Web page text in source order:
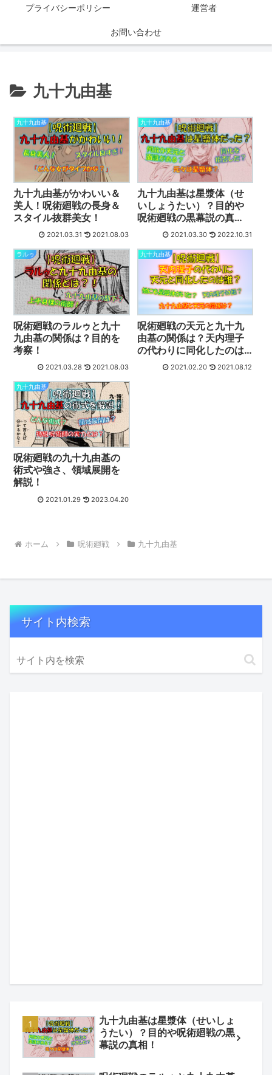
プライバシーポリシー 運営者
お問い合わせ
九十九由基
九十九由基
九十九由基がかわいい＆
美人！呪術廻戦の長身＆
スタイル抜群美女！
2021.03.31 2021.08.03
九十九由基
九十九由基は星漿体（せ
いしょうたい）？目的や
呪術廻戦の黒幕説の真
2021.03.30 2022.10.31
ラルゥ
呪術廻戦のラルゥと九十
九由基の関係は？目的を
考察！
2021.03.28 2021.08.03
九十九由基
呪術廻戦の天元と九十九
由基の関係は？天内理子
の代わりに同化したのは
2021.02.20 2021.08.12
九十九由基
呪術廻戦の九十九由基の
術式や強さ、領域展開を
解説！
2021.01.29 2023.04.20
ホーム 呪術廻戦 九十九由基
サイト内検索
九十九由基は星漿体（せいしょ
うたい）？目的や呪術廻戦の黒
幕説の真相！